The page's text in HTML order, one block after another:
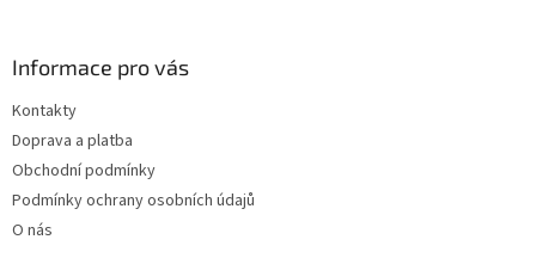
Informace pro vás
Kontakty
Doprava a platba
Obchodní podmínky
Podmínky ochrany osobních údajů
O nás